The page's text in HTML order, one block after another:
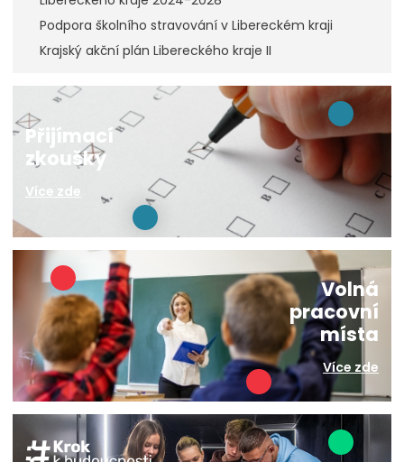
Podpora školního stravování v Libereckém kraji
Krajský akční plán Libereckého kraje II
Přijímací
zkoušky
Více zde
Volná
pracovní
místa
Více zde